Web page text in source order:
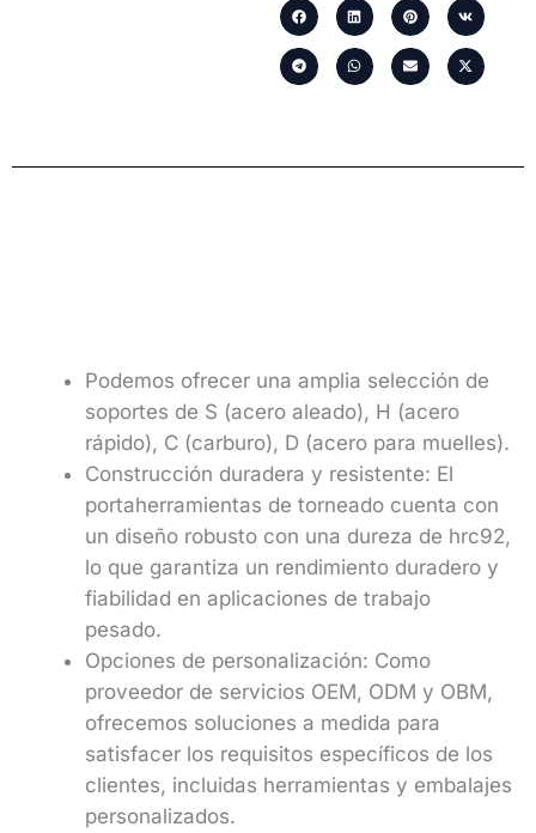
Podemos ofrecer una amplia selección de
soportes de S (acero aleado), H (acero
rápido), C (carburo), D (acero para muelles).
Construcción duradera y resistente: El
portaherramientas de torneado cuenta con
un diseño robusto con una dureza de hrc92,
lo que garantiza un rendimiento duradero y
fiabilidad en aplicaciones de trabajo
pesado.
Opciones de personalización: Como
proveedor de servicios OEM, ODM y OBM,
ofrecemos soluciones a medida para
satisfacer los requisitos específicos de los
clientes, incluidas herramientas y embalajes
personalizados.